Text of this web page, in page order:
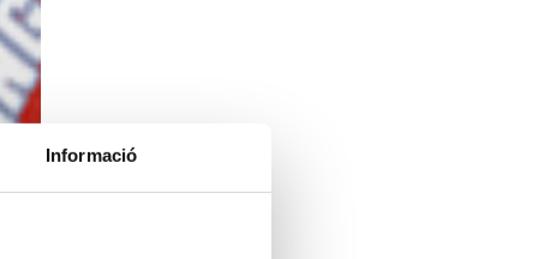
Informació